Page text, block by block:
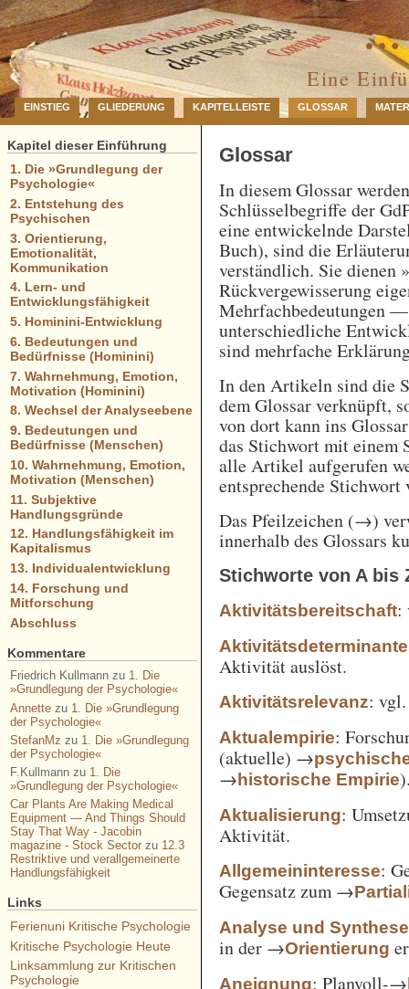
…
Eine
EINSTIEG GLIEDERUNG KAPITELLEISTE GLOSSAR
Glossar
In diesem Glossar
Schlüsselbegriffe der
eine entwickelnde
Buch), sind die
verständlich. Sie dienen
Rückvergewisserung
Mehrfachbedeutungen
unterschiedliche
sind mehrfache
In den Artikeln sind die
dem Glossar verknüpft,
von dort kann ins
das Stichwort mit einem
alle Artikel aufgerufen
entsprechende Stichwort
Das Pfeilzeichen (→)
innerhalb des Glossars
Stichworte von A bis
Aktivitätsbereitschaft:
Aktivitätsdeterminante
Aktivität auslöst.
Aktivitätsrelevanz:
Aktualempirie:
(aktuelle) →
→historische Empirie
Aktualisierung:
Aktivität.
Allgemeininteresse:
Gegensatz zum →
Analyse und Synthese
in der →Orientierung
Aneignung: Planvoll-→
Kapitel dieser Einführung
1. Die »Grundlegung der
Psychologie«
2. Entstehung des
Psychischen
3. Orientierung,
Emotionalität,
Kommunikation
4. Lern- und
Entwicklungsfähigkeit
5. Hominini-Entwicklung
6. Bedeutungen und
Bedürfnisse (Hominini)
7. Wahrnehmung, Emotion,
Motivation (Hominini)
8. Wechsel der Analyseebene
9. Bedeutungen und
Bedürfnisse (Menschen)
10. Wahrnehmung, Emotion,
Motivation (Menschen)
11. Subjektive
Handlungsgründe
12. Handlungsfähigkeit im
Kapitalismus
13. Individualentwicklung
14. Forschung und
Mitforschung
Abschluss
Kommentare
Friedrich Kullmannzu 1. Die
»Grundlegung der Psychologie«
Annettezu 1. Die »Grundlegung
der Psychologie«
StefanMz zu 1. Die »Grundlegung
der Psychologie«
F.Kullmannzu 1. Die
»Grundlegung der Psychologie«
Car Plants Are Making Medical
Equipment — And Things Should
Stay That Way - Jacobin
magazine - Stock Sectorzu 12.3
Restriktive und verallgemeinerte
Handlungsfähigkeit
Links
Ferienuni Kritische Psychologie
Kritische Psychologie Heute
Linksammlung zur Kritischen
Psychologie